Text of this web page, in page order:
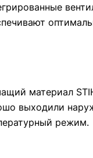
материал
выходили
режим.